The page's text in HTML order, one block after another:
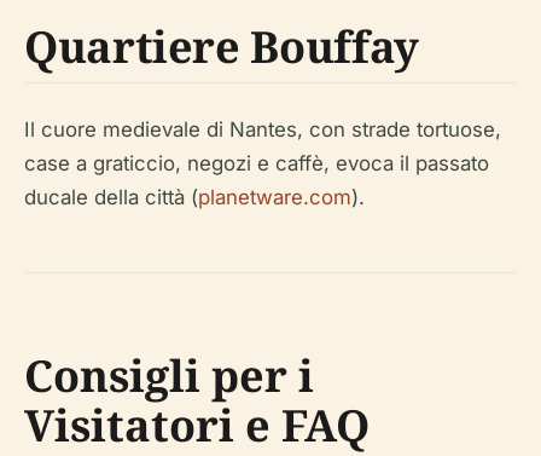
Quartiere Bouffay
Il cuore medievale di Nantes, con strade tortuose,
case a graticcio, negozi e caffè, evoca il passato
ducale della città (planetware.com).
Consigli per i
Visitatori e FAQ